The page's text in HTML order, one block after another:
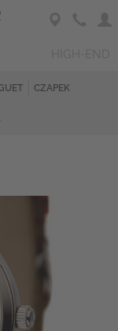
CZAPEK